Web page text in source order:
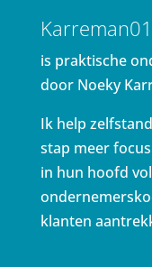
is praktische
door Noeky
Ik help
stap meer
in hun hoofd
klanten